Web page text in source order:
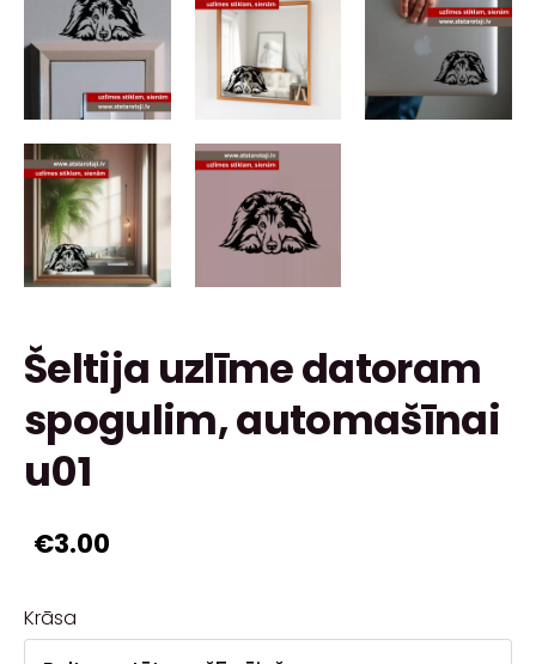
Šeltija uzlīme datoram
spogulim, automašīnai
u01
€3.00
Krāsa